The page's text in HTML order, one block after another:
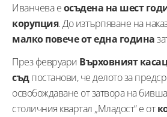
Иванчева еосъдена на шест
корупция. До изтърпяване на
малко повече от една година
През февруари Върховният
съдпостанови, че делото за
освобождаване от затвора на
столичния квартал „Младост“ е от